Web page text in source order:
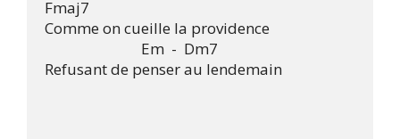
Fmaj7
Comme on cueille la providence
                           Em  -  Dm7
Refusant de penser au lendemain